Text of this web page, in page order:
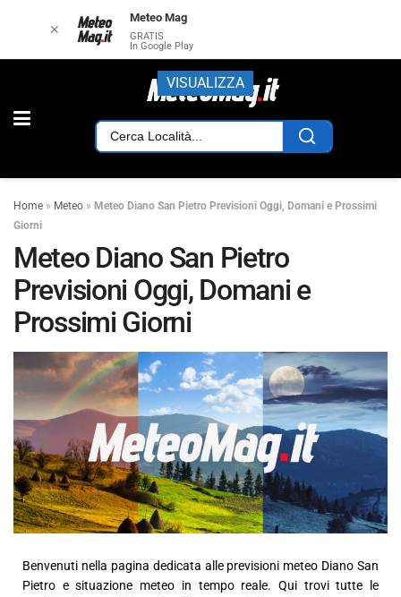
Home » Meteo » Meteo Diano San Pietro Previsioni Oggi, Domani e Prossimi
Giorni
Meteo Diano San Pietro
Previsioni Oggi, Domani e
Prossimi Giorni
Benvenuti nella pagina dedicata alle previsioni meteo Diano San
Pietro e situazione meteo in tempo reale. Qui trovi tutte le
✕
Meteo Mag
GRATIS
In Google Play
VISUALIZZA